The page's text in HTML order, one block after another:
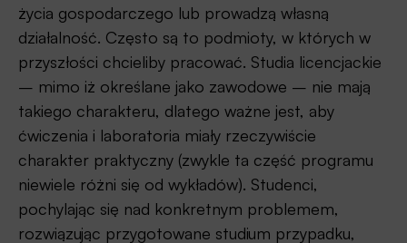
życia gospodarczego lub prowadzą własną
działalność. Często są to podmioty, w których w
przyszłości chcieliby pracować. Studia licencjackie
– mimo iż określane jako zawodowe – nie mają
takiego charakteru, dlatego ważne jest, aby
ćwiczenia i laboratoria miały rzeczywiście
charakter praktyczny (zwykle ta część programu
niewiele różni się od wykładów). Studenci,
pochylając się nad konkretnym problemem,
rozwiązując przygotowane studium przypadku,